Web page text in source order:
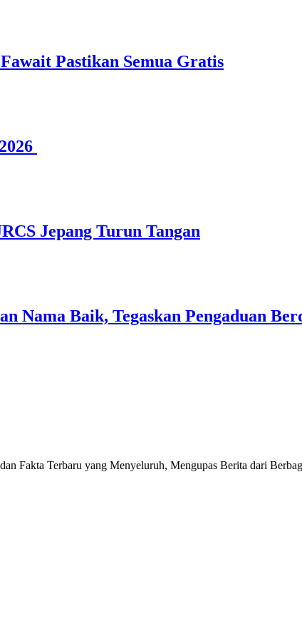
Pastikan Semua Gratis
Jepang Turun Tangan
Nama Baik, Tegaskan Pengaduan
Fakta Terbaru yang Menyeluruh, Mengupas Berita dari